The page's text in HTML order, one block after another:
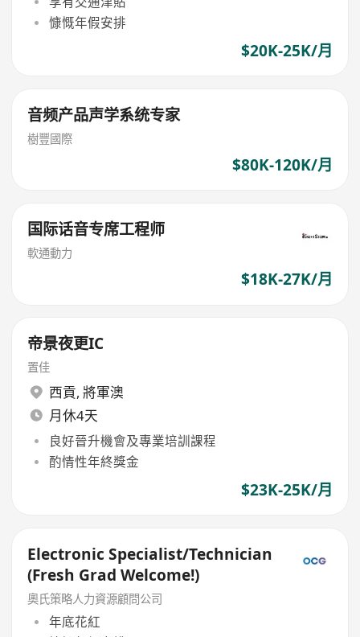
慷慨年假安排
$20K-25K/月
音频产品声学系统专家
樹豐國際
$80K-120K/月
国际话音专席工程师
軟通動力
$18K-27K/月
帝景夜更IC
置佳
西貢, 將軍澳
月休4天
良好晉升機會及專業培訓課程
酌情性年終獎金
$23K-25K/月
Electronic Specialist/Technician
(Fresh Grad Welcome!)
奧氏策略人力資源顧問公司
年底花紅